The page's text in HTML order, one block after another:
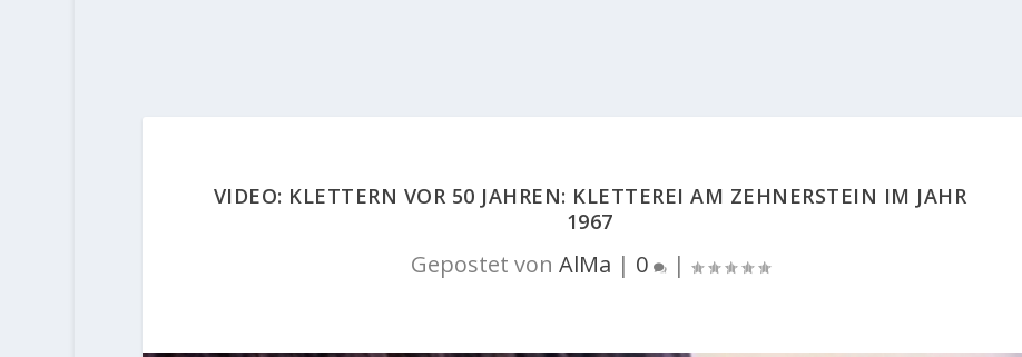
VIDEO: KLETTERN VOR 50 JAHREN: KLETTEREI AM ZEHNERSTEIN IM JAHR
1967
Gepostet von AlMa | 0 |